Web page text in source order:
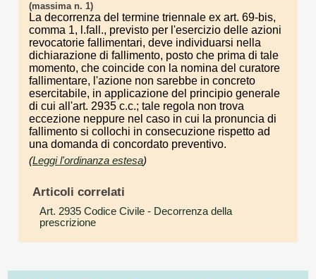
(massima n. 1)
La decorrenza del termine triennale ex art. 69-bis,
comma 1, l.fall., previsto per l'esercizio delle azioni
revocatorie fallimentari, deve individuarsi nella
dichiarazione di fallimento, posto che prima di tale
momento, che coincide con la nomina del curatore
fallimentare, l'azione non sarebbe in concreto
esercitabile, in applicazione del principio generale
di cui all'art. 2935 c.c.; tale regola non trova
eccezione neppure nel caso in cui la pronuncia di
fallimento si collochi in consecuzione rispetto ad
una domanda di concordato preventivo.
(Leggi l'ordinanza estesa)
Articoli correlati
Art. 2935 Codice Civile - Decorrenza della
prescrizione